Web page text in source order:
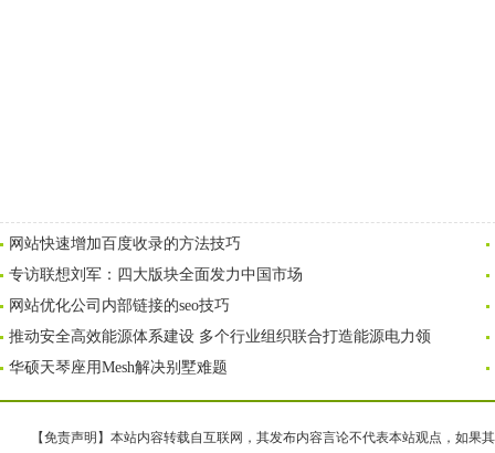
网站快速增加百度收录的方法技巧
专访联想刘军：四大版块全面发力中国市场
网站优化公司内部链接的seo技巧
推动安全高效能源体系建设 多个行业组织联合打造能源电力领
华硕天琴座用Mesh解决别墅难题
【免责声明】本站内容转载自互联网，其发布内容言论不代表本站观点，如果